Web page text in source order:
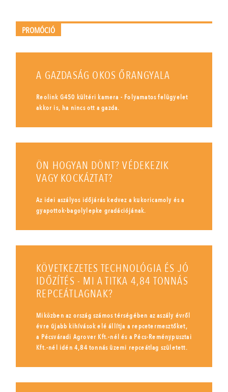
PROMÓCIÓ
A GAZDASÁG OKOS ŐRANGYALA
Reolink G450 kültéri kamera - Folyamatos felügyelet
akkor is, ha nincs ott a gazda.
ÖN HOGYAN DÖNT? VÉDEKEZIK
VAGY KOCKÁZTAT?
Az idei aszályos időjárás kedvez a kukoricamoly és a
gyapottok-bagolylepke gradációjának.
KÖVETKEZETES TECHNOLÓGIA ÉS JÓ
IDŐZÍTÉS - MI A TITKA 4,84 TONNÁS
REPCEÁTLAGNAK?
Miközben az ország számos térségében az aszály évről
évre újabb kihívások elé állítja a repcetermesztőket,
a Pécsváradi Agrover Kft.-nél és a Pécs-Reménypusztai
Kft.-nél idén 4,84 tonnás üzemi repceátlag született.